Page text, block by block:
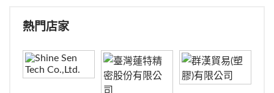
熱門店家